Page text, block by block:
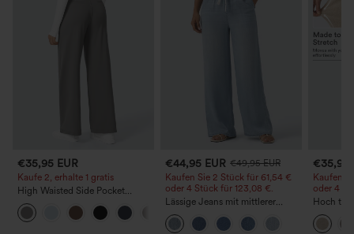
€35,95 EUR
Kaufe 2, erhalte 1 gratis
High Waisted Side Pocket
Straight Leg Work Pants
€44,95 EUR €49,95 EUR
Kaufen Sie 2 Stück für 61,54 €
oder 4 Stück für 123,08 €.
Lässige Jeans mit mittlerer
Bundhöhe, Kordelzug und
Taschen
€35,95
Kaufen
oder 4
Hoch
Optik-